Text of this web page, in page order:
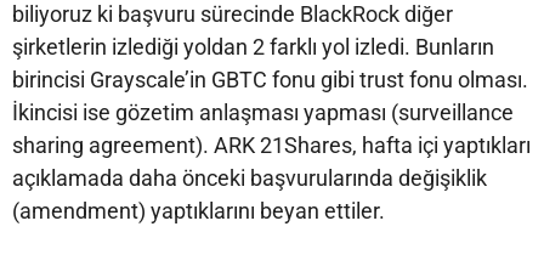
biliyoruz ki başvuru sürecinde BlackRock diğer
şirketlerin izlediği yoldan 2 farklı yol izledi. Bunların
birincisi Grayscale’in GBTC fonu gibi trust fonu olması.
İkincisi ise gözetim anlaşması yapması (surveillance
sharing agreement). ARK 21Shares, hafta içi yaptıkları
açıklamada daha önceki başvurularında değişiklik
(amendment) yaptıklarını beyan ettiler.